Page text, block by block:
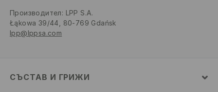
Производител: LPP S.A.
Łąkowa 39/44, 80-769 Gdańsk
lpp@lppsa.com
СЪСТАВ И ГРИЖИ